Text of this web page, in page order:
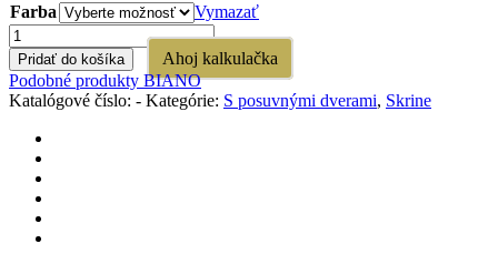
Farba
Vymazať
množstvo
DREVONA
REA
HOUSTON
1
Pridať do košíka
Ahoj kalkulačka
Podobné produkty BIANO
Katalógové číslo: - Kategórie: S posuvnými dverami, Skrine